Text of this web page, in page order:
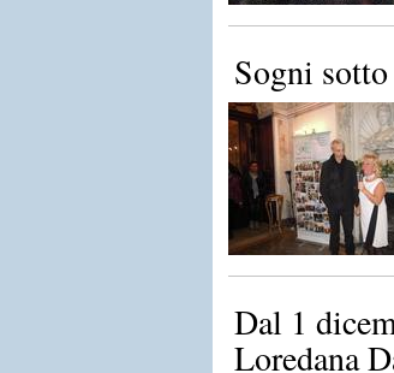
Sogni
Dal 1
Loredana